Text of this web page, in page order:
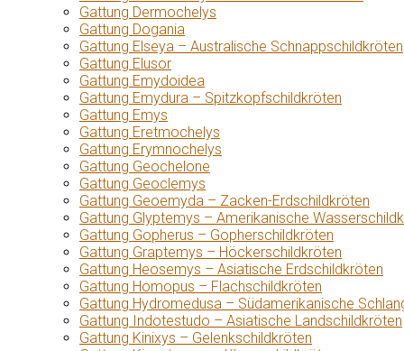
Gattung Dermochelys
Gattung Dogania
Gattung Elseya – Australische Schnappschildkröten
Gattung Elusor
Gattung Emydoidea
Gattung Emydura – Spitzkopfschildkröten
Gattung Emys
Gattung Eretmochelys
Gattung Erymnochelys
Gattung Geochelone
Gattung Geoclemys
Gattung Geoemyda – Zacken-Erdschildkröten
Gattung Glyptemys – Amerikanische
Gattung Gopherus – Gopherschildkröten
Gattung Graptemys – Höckerschildkröten
Gattung Heosemys – Asiatische Erdschildkröten
Gattung Homopus – Flachschildkröten
Gattung Hydromedusa – Südamerikanische
Gattung Indotestudo – Asiatische Landschildkröten
Gattung Kinixys – Gelenkschildkröten